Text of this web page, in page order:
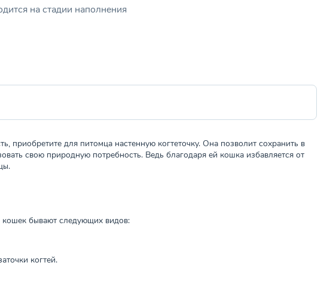
на стадии наполнения
приобретите для питомца настенную когтеточку. Она позволит сохранить в
свою природную потребность. Ведь благодаря ей кошка избавляется от
кошек бывают следующих видов:
когтей.